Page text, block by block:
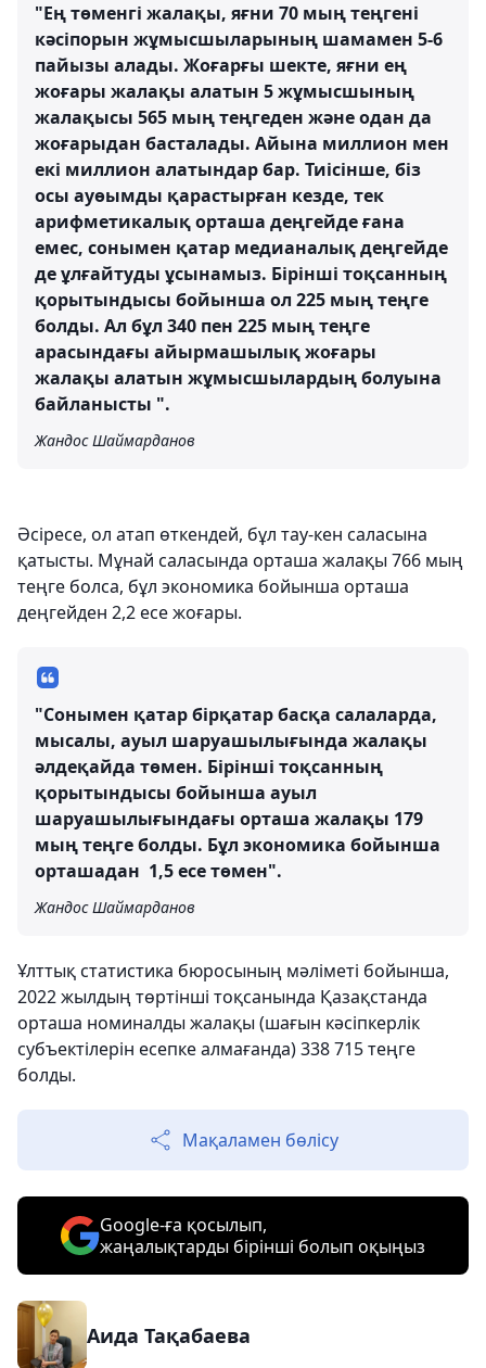
"Ең төменгі жалақы, яғни 70 мың теңгені
кәсіпорын жұмысшыларының шамамен 5-6
пайызы алады. Жоғарғы шекте, яғни ең
жоғары жалақы алатын 5 жұмысшының
жалақысы 565 мың теңгеден және одан да
жоғарыдан басталады. Айына миллион мен
екі миллион алатындар бар. Тиісінше, біз
осы ауөымды қарастырған кезде, тек
арифметикалық орташа деңгейде ғана
емес, сонымен қатар медианалық деңгейде
де ұлғайтуды ұсынамыз. Бірінші тоқсанның
қорытындысы бойынша ол 225 мың теңге
болды. Ал бұл 340 пен 225 мың теңге
арасындағы айырмашылық жоғары
жалақы алатын жұмысшылардың болуына
байланысты ".
Жандос Шаймарданов
Әсіресе, ол атап өткендей, бұл тау-кен саласына
қатысты. Мұнай саласында орташа жалақы 766 мың
теңге болса, бұл экономика бойынша орташа
деңгейден 2,2 есе жоғары.
"Сонымен қатар бірқатар басқа салаларда,
мысалы, ауыл шаруашылығында жалақы
әлдеқайда төмен. Бірінші тоқсанның
қорытындысы бойынша ауыл
шаруашылығындағы орташа жалақы 179
мың теңге болды. Бұл экономика бойынша
орташадан 1,5 есе төмен".
Жандос Шаймарданов
Ұлттық статистика бюросының мәліметі бойынша,
2022 жылдың төртінші тоқсанында Қазақстанда
орташа номиналды жалақы (шағын кәсіпкерлік
субъектілерін есепке алмағанда) 338 715 теңге
болды.
Мақаламен бөлісу
Google-ға қосылып,
жаңалықтарды бірінші болып оқыңыз
Аида Тақабаева